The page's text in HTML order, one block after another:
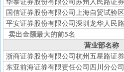
国信证券股份有限公司上海自贸试验
平安证券股份有限公司深圳龙华人民
卖出金额最大的前5名
营业部名称
浙商证券股份有限公司杭州五星路证
东亚前海证券有限责任公司四川分公司